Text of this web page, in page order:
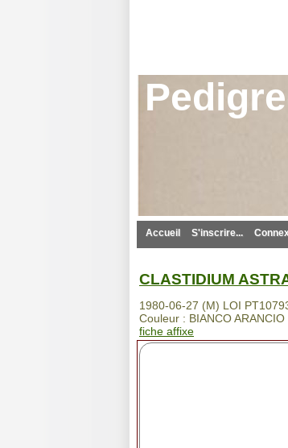
Accueil S'inscrire...
CLASTIDIUM
1980-06-27 (M) LOI
Couleur : BIANCO
fiche affixe